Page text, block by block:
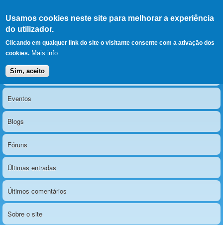
Usamos cookies neste site para melhorar a experiência
do utilizador.
Clicando em qualquer link do site o visitante consente com a ativação dos
cookies. Mais info
Sim, aceito
LERPARAVER , ir para a
página principal
O portal da visão diferente
Menu principal
Notícias
Eventos
Blogs
Fóruns
Últimas entradas
Últimos comentários
Sobre o site